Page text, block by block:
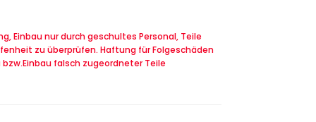
Einbau nur durch geschultes Personal, Teile
zu überprüfen. Haftung für Folgeschäden
falsch zugeordneter Teile